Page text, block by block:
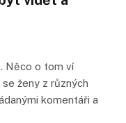
Něco o tom ví
ženy z různých
komentáři a